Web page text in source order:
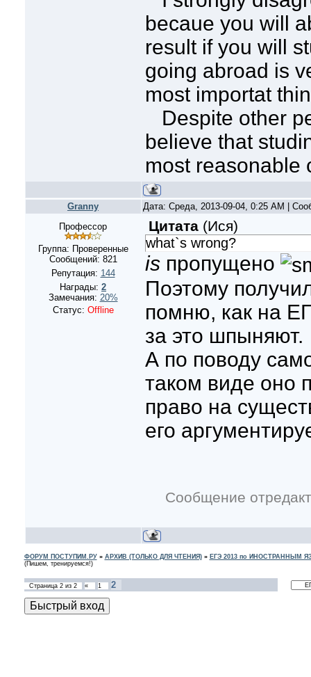
becaue you will
result if you will
going abroad is
most importat
Despite other
believe that
most reasonable
Granny
Дата: Среда, 2013-09-04, 0:25 AM |
Профессор
Группа: Проверенные
Сообщений: 821
Репутация: 144
Награды: 2
Замечания: 20%
Статус: Offline
Цитата(Ися)
what`s wrong?
isпропущено
Поэтому
помню, как на
за это шпыняют.
А по поводу
таком виде оно
право на
его
Сообщение
ФОРУМ ПОСТУПИМ.РУ» АРХИВ (ТОЛЬКО ДЛЯ ЧТЕНИЯ)» ЕГЭ 2013 по ИНОСТРАННЫМ
(Пишем, тренируемся!)
Страница 2из 2 « 1 2